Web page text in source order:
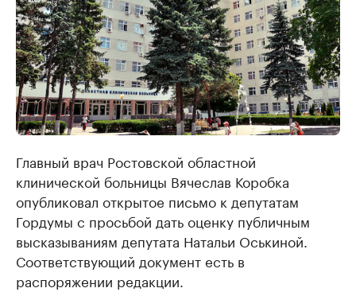
Главный врач Ростовской областной
клинической больницы Вячеслав Коробка
опубликовал открытое письмо к депутатам
Гордумы с просьбой дать оценку публичным
высказываниям депутата Натальи Оськиной.
Соответствующий документ есть в
распоряжении редакции.